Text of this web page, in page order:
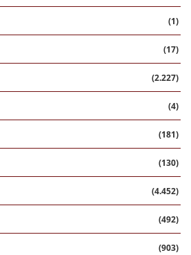
(1)
(17)
(2.227)
(4)
(181)
(130)
(4.452)
(492)
(903)